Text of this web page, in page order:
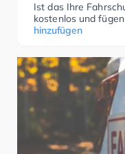
Ist das Ihre
kostenlos und
hinzufügen